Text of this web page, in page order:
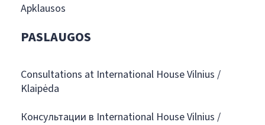
Apklausos
PASLAUGOS
Consultations at International House Vilnius /
Klaipėda
Консультации в International House Vilnius /